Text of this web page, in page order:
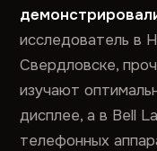
исследователь в
Свердловске,
изучают
дисплее, а в Bell
телефонных